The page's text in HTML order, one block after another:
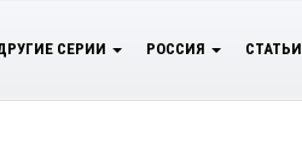
СЕРИИ РОССИЯ СТАТЬИ